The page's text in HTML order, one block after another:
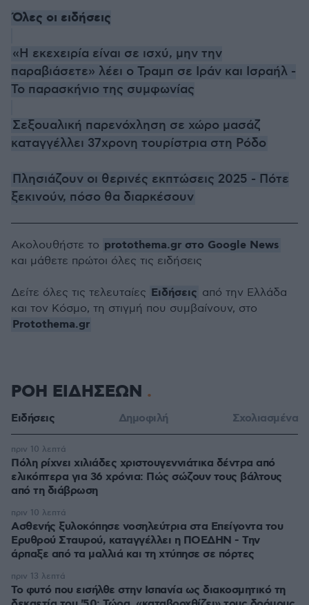
Όλες οι ειδήσεις
«Η εκεχειρία είναι σε ισχύ, μην την
παραβιάσετε» λέει ο Τραμπ σε Ιράν και Ισραήλ -
Το παρασκήνιο της συμφωνίας
Σεξουαλική παρενόχληση σε χώρο μασάζ
καταγγέλλει 37χρονη τουρίστρια στη Ρόδο
Πλησιάζουν οι θερινές εκπτώσεις 2025 - Πότε
ξεκινούν, πόσο θα διαρκέσουν
Ακολουθήστε το protothema.gr στο Google News
και μάθετε πρώτοι όλες τις ειδήσεις
Δείτε όλες τις τελευταίες Ειδήσεις από την Ελλάδα
και τον Κόσμο, τη στιγμή που συμβαίνουν, στο
Protothema.gr
ΡΟΗ ΕΙΔΗΣΕΩΝ
Ειδήσεις Δημοφιλή Σχολιασμένα
Πόλη ρίχνει χιλιάδες χριστουγεννιάτικα δέντρα από
ελικόπτερα για 36 χρόνια: Πώς σώζουν τους βάλτους
από τη διάβρωση
πριν 10 λεπτά
Ασθενής ξυλοκόπησε νοσηλεύτρια στα Επείγοντα του
Ερυθρού Σταυρού, καταγγέλλει η ΠΟΕΔΗΝ - Την
άρπαξε από τα μαλλιά και τη χτύπησε σε πόρτες
πριν 10 λεπτά
Το φυτό που εισήλθε στην Ισπανία ως διακοσμητικό τη
πριν 13 λεπτά